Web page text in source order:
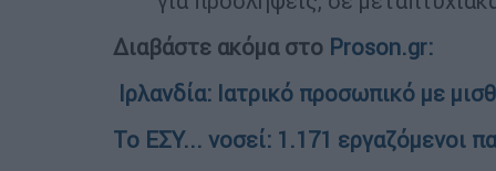
Διαβάστε ακόμα στο Proson.gr:
Ιρλανδία: Ιατρικό προσωπικό με
Το ΕΣΥ... νοσεί: 1.171 εργαζόμενοι